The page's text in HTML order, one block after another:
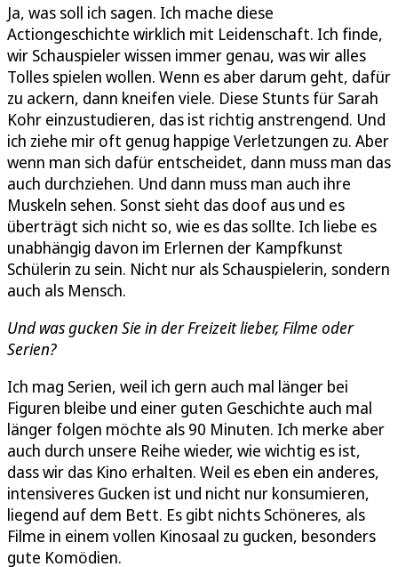
Ja, was soll ich sagen. Ich mache diese
Actiongeschichte wirklich mit Leidenschaft. Ich finde,
wir Schauspieler wissen immer genau, was wir alles
Tolles spielen wollen. Wenn es aber darum geht, dafür
zu ackern, dann kneifen viele. Diese Stunts für Sarah
Kohr einzustudieren, das ist richtig anstrengend. Und
ich ziehe mir oft genug happige Verletzungen zu. Aber
wenn man sich dafür entscheidet, dann muss man das
auch durchziehen. Und dann muss man auch ihre
Muskeln sehen. Sonst sieht das doof aus und es
überträgt sich nicht so, wie es das sollte. Ich liebe es
unabhängig davon im Erlernen der Kampfkunst
Schülerin zu sein. Nicht nur als Schauspielerin, sondern
auch als Mensch.
Und was gucken Sie in der Freizeit lieber, Filme oder
Serien?
Ich mag Serien, weil ich gern auch mal länger bei
Figuren bleibe und einer guten Geschichte auch mal
länger folgen möchte als 90 Minuten. Ich merke aber
auch durch unsere Reihe wieder, wie wichtig es ist,
dass wir das Kino erhalten. Weil es eben ein anderes,
intensiveres Gucken ist und nicht nur konsumieren,
liegend auf dem Bett. Es gibt nichts Schöneres, als
Filme in einem vollen Kinosaal zu gucken, besonders
gute Komödien.